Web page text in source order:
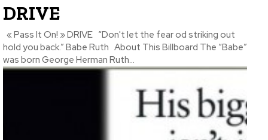
DRIVE
hold you back.” Babe Ruth About This Billboard The “Babe”
was born George Herman Ruth...